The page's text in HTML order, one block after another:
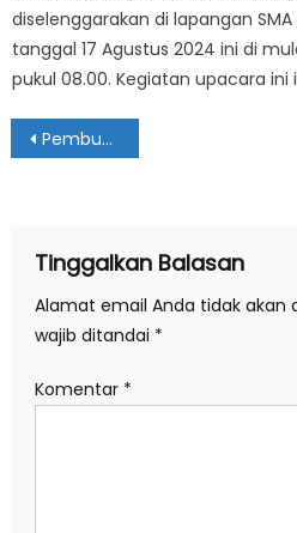
diselenggarakan di lapangan
tanggal 17 Agustus 2024 ini di
pukul 08.00. Kegiatan upacara ini
Navigasi
Pembukaan Kampung Ramadhan 2026, Menghidupkan Nilai Edukasi dan Kebersamaan di Bulan Suci
Tinggalkan Balasan
Alamat email Anda tidak akan
wajib ditandai *
Komentar *